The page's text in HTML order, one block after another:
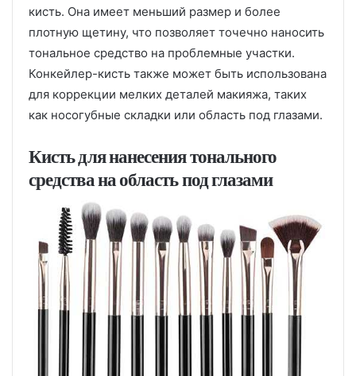
кисть. Она имеет меньший размер и более
плотную щетину, что позволяет точечно наносить
тональное средство на проблемные участки.
Конкейлер-кисть также может быть использована
для коррекции мелких деталей макияжа, таких
как носогубные складки или область под глазами.
Кисть для нанесения тонального
средства на область под глазами